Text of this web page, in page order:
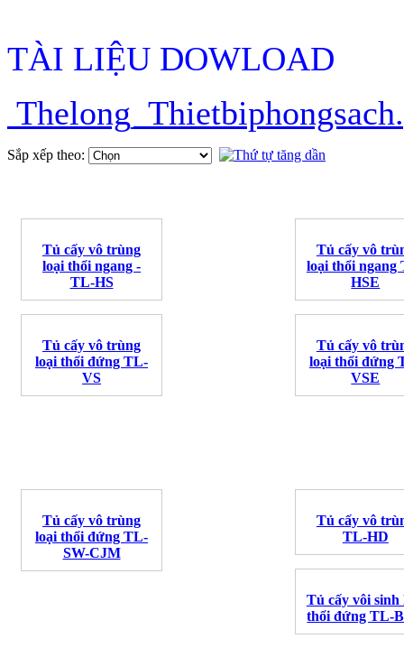
TÀI LIỆU DOWLOAD
Sắp xếp theo:
Tủ cấy vô trùng
loại thổi ngang -
TL-HS
Tủ cấy vô
loại thổi ngang
HSE
Tủ cấy vô trùng
loại thổi đứng TL-
VS
Tủ cấy vô
loại thổi đứng
VSE
Tủ cấy vô trùng
loại thổi đứng TL-
SW-CJM
Tủ cấy vô
TL-HD
Tủ cấy vôi sinh
thổi đứng TL-